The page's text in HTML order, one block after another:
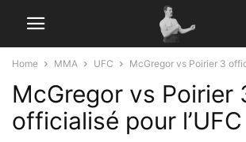
Home MMA UFC McGregor vs Poirier 3
McGregor vs Poirier
officialisé pour